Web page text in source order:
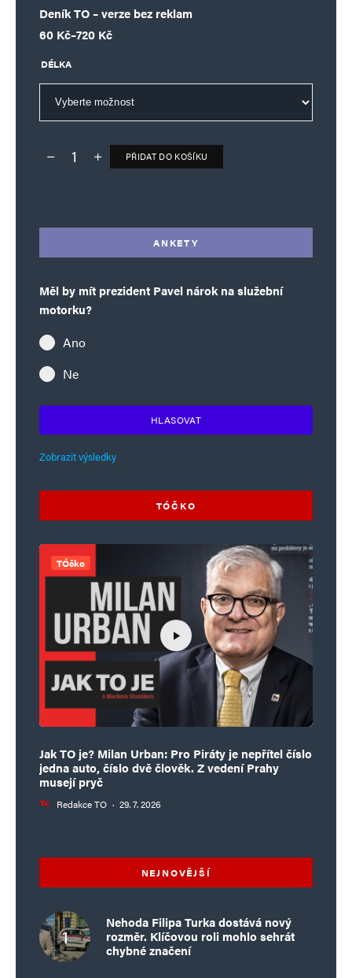
Deník TO – verze bez reklam
60 Kč–720 Kč
Rozpětí cen: 60 Kč až 720 Kč
DÉLKA
Deník TO – verze bez reklam množství
PŘIDAT DO KOŠÍKU
ANKETY
Měl by mít prezident Pavel nárok na služební
motorku?
Ano
Ne
HLASOVAT
Zobrazit výsledky
TÓČKO
TÓčko
Jak TO je? Milan Urban: Pro Piráty je nepřítel číslo
jedna auto, číslo dvě člověk. Z vedení Prahy
musejí pryč
Redakce TO · 29. 7. 2026
NEJNOVĚJŠÍ
Nehoda Filipa Turka dostává nový
rozměr. Klíčovou roli mohlo sehrát
chybné značení